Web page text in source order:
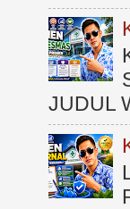
JUDUL